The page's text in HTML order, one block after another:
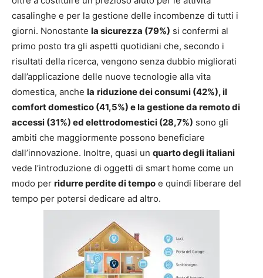
casalinghe e per la gestione delle incombenze di tutti i
giorni. Nonostante la sicurezza (79%) si confermi al
primo posto tra gli aspetti quotidiani che, secondo i
risultati della ricerca, vengono senza dubbio migliorati
dall’applicazione delle nuove tecnologie alla vita
domestica, anche la riduzione dei consumi (42%), il
comfort domestico (41,5%) e la gestione da remoto di
accessi (31%) ed elettrodomestici (28,7%) sono gli
ambiti che maggiormente possono beneficiare
dall’innovazione. Inoltre, quasi un quarto degli italiani
vede l’introduzione di oggetti di smart home come un
modo per ridurre perdite di tempo e quindi liberare del
tempo per potersi dedicare ad altro.